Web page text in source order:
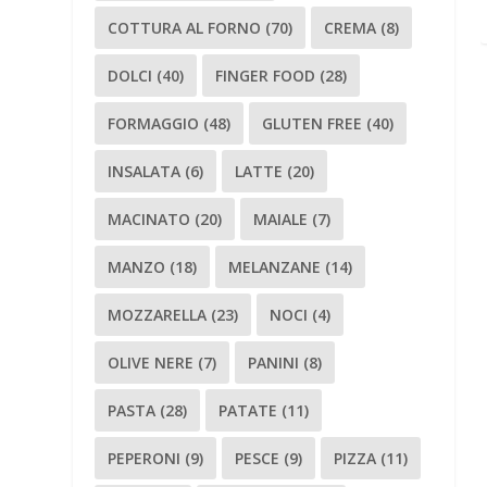
COTTURA AL FORNO (70) CREMA (8)
DOLCI (40) FINGER FOOD (28)
FORMAGGIO (48) GLUTEN FREE (40)
INSALATA (6) LATTE (20)
MACINATO (20) MAIALE (7)
MANZO (18) MELANZANE (14)
MOZZARELLA (23) NOCI (4)
OLIVE NERE (7) PANINI (8)
PASTA (28) PATATE (11)
PEPERONI (9) PESCE (9) PIZZA (11)